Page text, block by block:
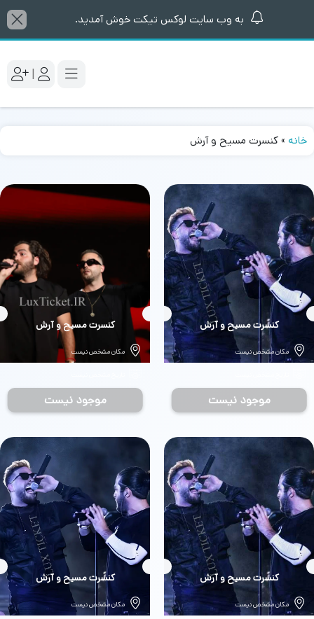
به وب سایت لوکس تیکت خوش آمدید.
|
خانه »کنسرت مسیح و آرش
بلیط
کنسرت مسیح و آرش
مکان مشخص نیست
موجود نیست
بلیط
کنسرت مسیح و آرش
مکان مشخص نیست
موجود نیست
بلیط
کنسرت مسیح و آرش
مکان مشخص نیست
بلیط
کنسرت مسیح و آرش
مکان مشخص نیست